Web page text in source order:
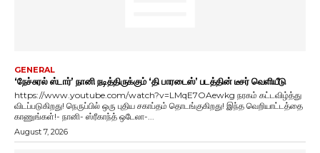
GENERAL
‘நேச்சுரல் ஸ்டார்’ நானி நடித்திருக்கும் ‘தி பாரடைஸ்’ படத்தின் டீசர் வெளியீடு
https://www.youtube.com/watch?v=LMqE7OAewkg நரகம் கட்டவிழ்த்து
விடப்படுகிறது! நெருப்பில் ஒரு புதிய சகாப்தம் தொடங்குகிறது! இந்த வெறியாட்டத்தை
காணுங்கள்!- நானி- ஸ்ரீகாந்த் ஒடேலா-...
August 7, 2026